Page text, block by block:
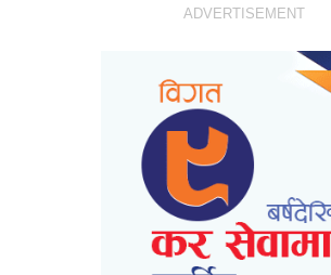
ADVERTISEMENT